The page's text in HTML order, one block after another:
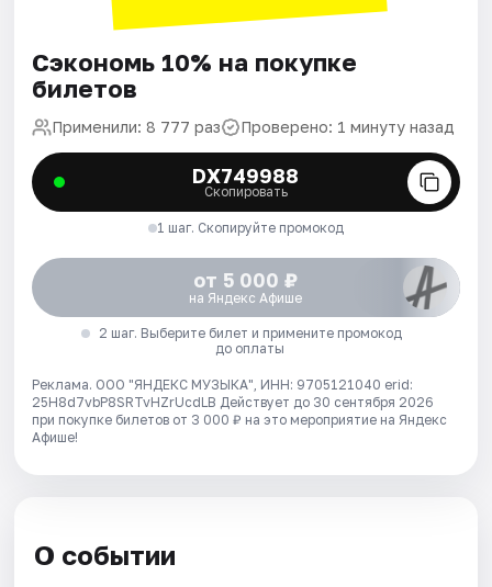
Сэкономь 10% на покупке
билетов
Применили: 8 777 раз Проверено: 1 минуту назад
DX749988
Скопировать
1 шаг. Скопируйте промокод
от 5 000 ₽
на Яндекс Афише
2 шаг. Выберите билет и примените промокод
до оплаты
Реклама. ООО "ЯНДЕКС МУЗЫКА", ИНН: 9705121040 erid:
25H8d7vbP8SRTvHZrUcdLB Действует до 30 сентября 2026
при покупке билетов от 3 000 ₽ на это мероприятие на Яндекс
Афише!
О событии